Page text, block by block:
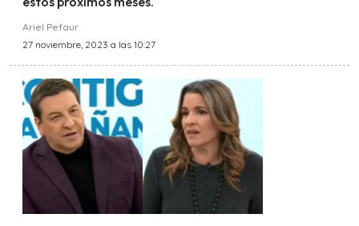
Ariel Pefaur
27 noviembre, 2023 a las 10:27